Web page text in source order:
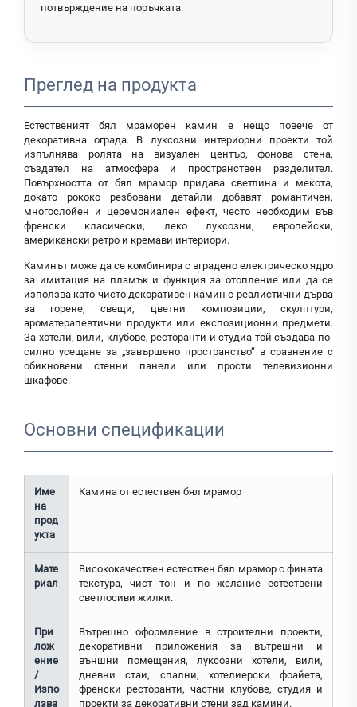
потвърждение на поръчката.
Преглед на продукта
Естественият бял мраморен камин е нещо повече от
декоративна ограда. В луксозни интериорни проекти той
изпълнява ролята на визуален център, фонова стена,
създател на атмосфера и пространствен разделител.
Повърхността от бял мрамор придава светлина и мекота,
докато рококо резбовани детайли добавят романтичен,
многослойен и церемониален ефект, често необходим във
френски класически, леко луксозни, европейски,
американски ретро и кремави интериори.
Каминът може да се комбинира с вградено електрическо ядро
за имитация на пламък и функция за отопление или да се
използва като чисто декоративен камин с реалистични дърва
за горене, свещи, цветни композиции, скулптури,
ароматерапевтични продукти или експозиционни предмети.
За хотели, вили, клубове, ресторанти и студиа той създава по-
силно усещане за „завършено пространство“ в сравнение с
обикновени стенни панели или прости телевизионни
шкафове.
Основни спецификации
Име
на
прод
укта
Камина от естествен бял мрамор
Мате
риал
Висококачествен естествен бял мрамор с фината
текстура, чист тон и по желание естествени
светлосиви жилки.
При
лож
ение
/
Изпо
лзва
Вътрешно оформление в строителни проекти,
декоративни приложения за вътрешни и
външни помещения, луксозни хотели, вили,
дневни стаи, спални, хотелиерски фоайета,
френски ресторанти, частни клубове, студия и
проекти за декоративни стени зад камини.